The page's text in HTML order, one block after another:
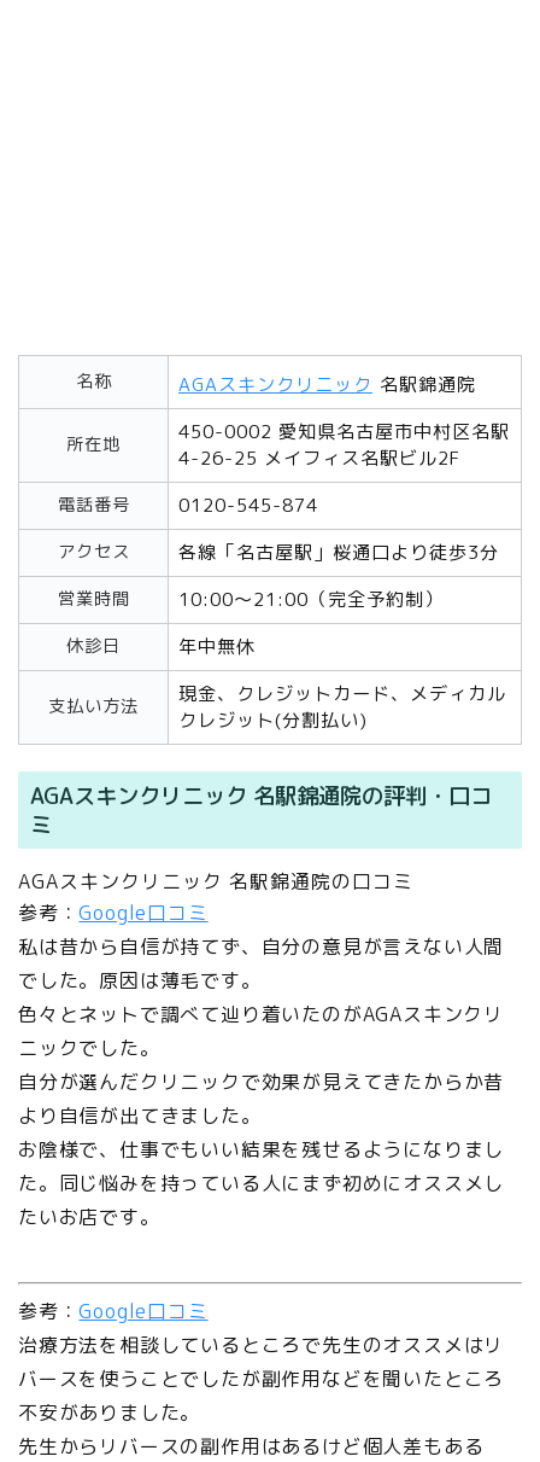
名称 AGAスキンクリニック 名駅錦通院
所在地
450-0002 愛知県名古屋市中村区名駅
4-26-25 メイフィス名駅ビル2F
電話番号 0120-545-874
アクセス 各線「名古屋駅」桜通口より徒歩3分
営業時間 10:00～21:00（完全予約制）
休診日 年中無休
支払い方法
現金、クレジットカード、メディカル
クレジット(分割払い)
AGAスキンクリニック 名駅錦通院の評判・口コ
ミ
AGAスキンクリニック 名駅錦通院の口コミ
参考：Google口コミ
私は昔から自信が持てず、自分の意見が言えない人間
でした。原因は薄毛です。
色々とネットで調べて辿り着いたのがAGAスキンクリ
ニックでした。
自分が選んだクリニックで効果が見えてきたからか昔
より自信が出てきました。
お陰様で、仕事でもいい結果を残せるようになりまし
た。同じ悩みを持っている人にまず初めにオススメし
たいお店です。
参考：Google口コミ
治療方法を相談しているところで先生のオススメはリ
バースを使うことでしたが副作用などを聞いたところ
不安がありました。
先生からリバースの副作用はあるけど個人差もある